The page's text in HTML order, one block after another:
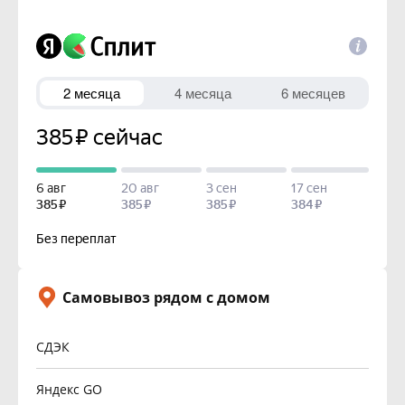
Самовывоз рядом с домом
СДЭК
Яндекс GO